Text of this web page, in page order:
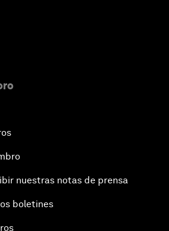
nuestras notas de prensa
boletines